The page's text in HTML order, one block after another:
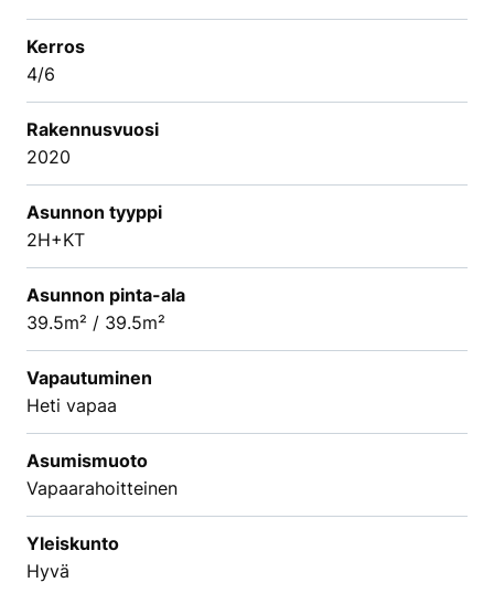
Kerros
4/6
Rakennusvuosi
2020
Asunnon tyyppi
2H+KT
Asunnon pinta-ala
39.5m² / 39.5m²
Vapautuminen
Heti vapaa
Asumismuoto
Vapaarahoitteinen
Yleiskunto
Hyvä